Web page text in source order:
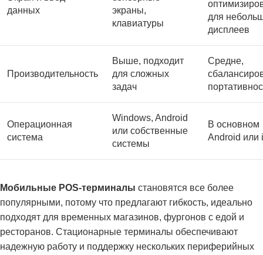
данных
экраны,
клавиатуры
для
дисплеев
Производительность
Выше, подходит
для сложных
задач
Средне,
Операционная
система
Windows, Android
или собственные
системы
В основном
Android или
Мобильные POS-терминалы становятся все более
популярными, потому что предлагают гибкость, идеально
подходят для временных магазинов, фургонов с едой и
ресторанов. Стационарные терминалы обеспечивают
надежную работу и поддержку нескольких периферийных